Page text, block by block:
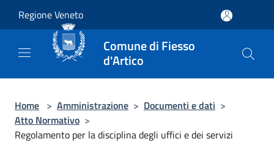
Regione Veneto
Comune di Fiesso
d'Artico
Home > Amministrazione > Documenti e dati >
Atto Normativo >
Regolamento per la disciplina degli uffici e dei servizi